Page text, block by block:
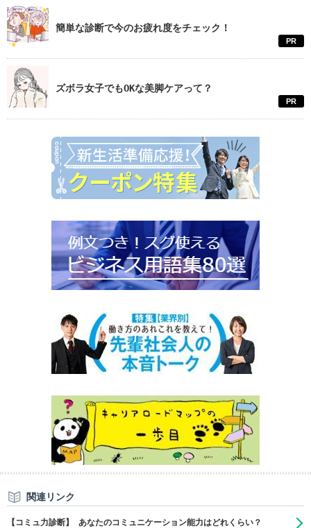
簡単な診断で今のお疲れ度をチェック！
PR
ズボラ女子でもOKな美脚ケアって？
PR
関連リンク
【コミュ力診断】 あなたのコミュニケーション能力はどれくらい？